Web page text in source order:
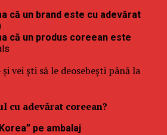
că un brand este cu adevărat
că un produs coreean este
vei ști să le deosebești până la
cu adevărat coreean?
pe ambalaj